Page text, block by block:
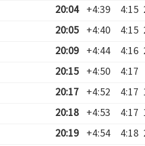
20:04 +4:39 4:15
20:05 +4:40 4:15
20:09 +4:44 4:16
20:15 +4:50 4:17
20:17 +4:52 4:17
20:18 +4:53 4:17
20:19 +4:54 4:18